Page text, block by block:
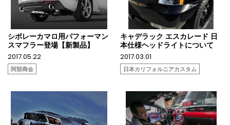
シボレーカマロ用パフォーマン
スマフラー登場【新製品】
2017.05.22
阿部商会
キャデラック エスカレード 日
本仕様ヘッドライトについて
2017.03.01
日本カリフォルニアカスタム